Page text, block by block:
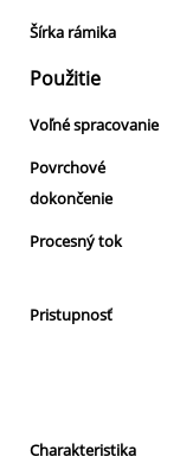
Šírka rámika
Použitie
Voľné spracovanie
Povrchové
dokončenie
Procesný tok
Pristupnosť
Charakteristika